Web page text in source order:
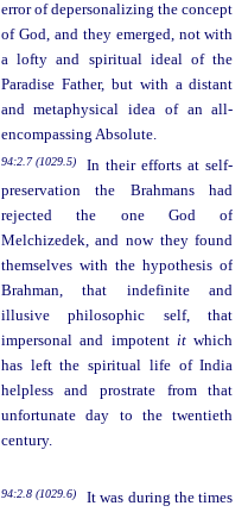
error of depersonalizing the concept
of God, and they emerged, not with
a lofty and spiritual ideal of the
Paradise Father, but with a distant
and metaphysical idea of an all-
encompassing Absolute.
94:2.7 (1029.5)
In their efforts at self-
preservation the Brahmans had
rejected the one God of
Melchizedek, and now they found
themselves with the hypothesis of
Brahman, that indefinite and
illusive philosophic self, that
impersonal and impotentit which
has left the spiritual life of India
helpless and prostrate from that
unfortunate day to the twentieth
century.
94:2.8 (1029.6)
It was during the times